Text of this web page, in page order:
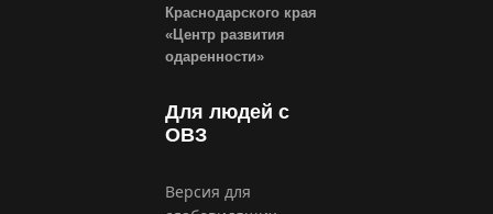
Краснодарского края
«Центр развития
одаренности»
Для людей с
ОВЗ
Версия для